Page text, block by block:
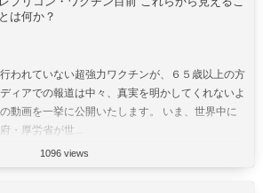
とは何か？
われていない超強力ワクチンが、６５歳以上の方
ィアでの報道は中々、真実を明かしてくれないよ
動画を一挙に公開いたします。 いま、世界中に
・厚労省が世...
1096 views